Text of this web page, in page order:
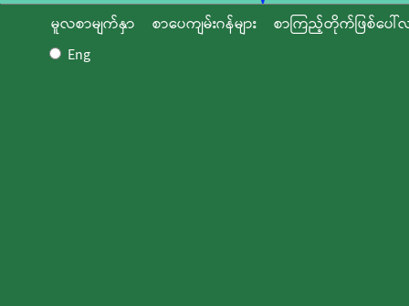
မူလစာမျက်နှာ စာပေကျမ်းဂန်များ
စာကြည့်တိုက်ဖြစ်ပေါ်
Eng